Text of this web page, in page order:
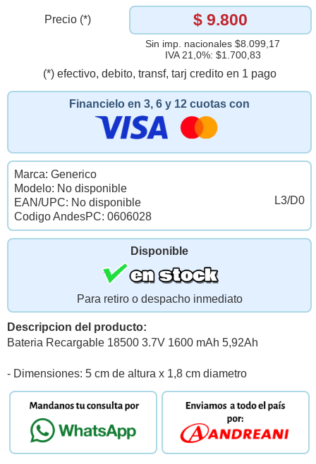
Precio (*) $ 9.800
Sin imp. nacionales $8.099,17
IVA 21,0%: $1.700,83
(*) efectivo, debito, transf, tarj credito en 1 pago
Financielo en 3, 6 y 12 cuotas con
L3/D0
Marca: Generico
Modelo: No disponible
EAN/UPC: No disponible
Codigo AndesPC: 0606028
Disponible
Para retiro o despacho inmediato
Descripcion del producto:
Bateria Recargable 18500 3.7V 1600 mAh 5,92Ah
- Dimensiones: 5 cm de altura x 1,8 cm diametro